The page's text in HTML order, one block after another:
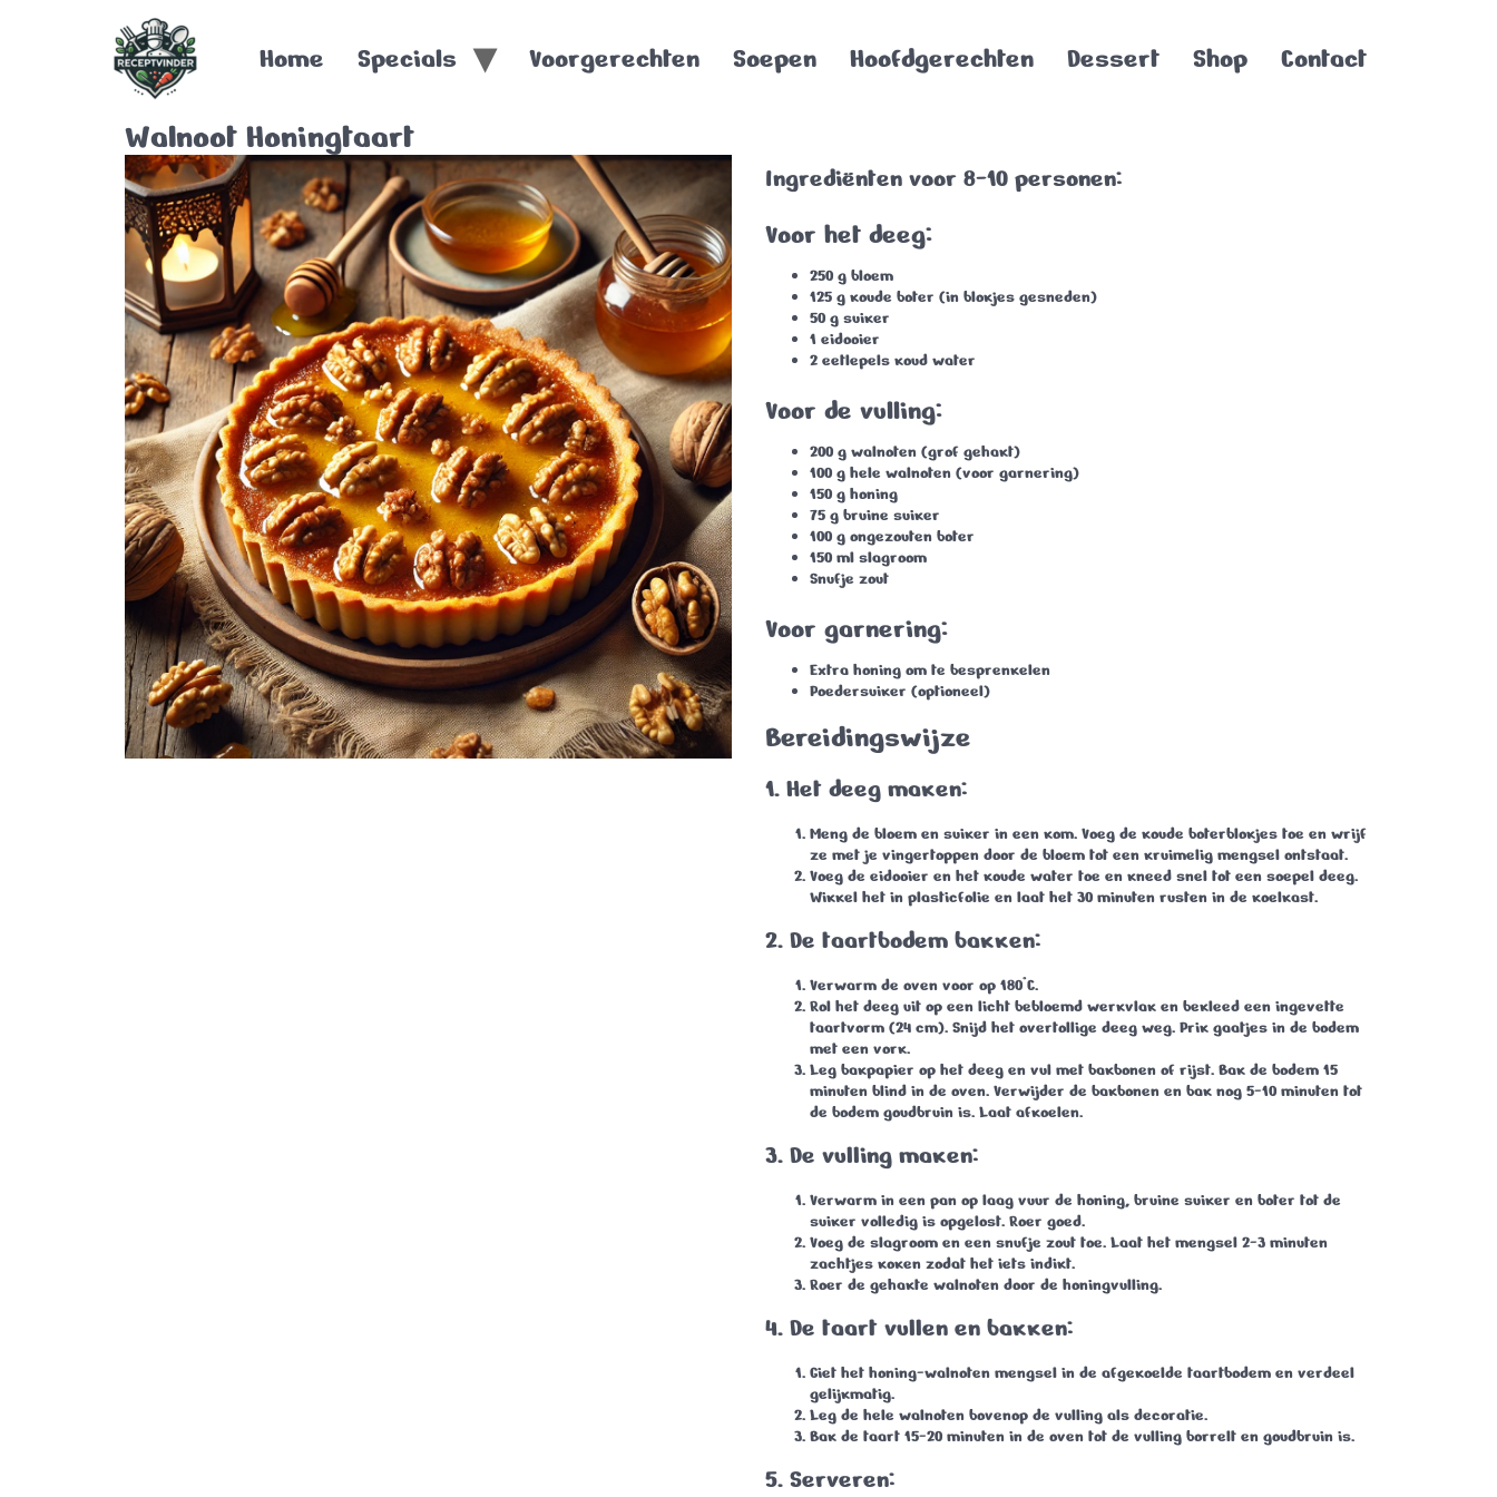
Home Specials Voorgerechten Soepen Hoofdgerechten Dessert Shop Contact
Walnoot Honingtaart
Ingrediënten voor 8-10 personen:
Voor het deeg:
250 g bloem
125 g koude boter (in blokjes gesneden)
50 g suiker
1 eidooier
2 eetlepels koud water
Voor de vulling:
200 g walnoten (grof gehakt)
100 g hele walnoten (voor garnering)
150 g honing
75 g bruine suiker
100 g ongezouten boter
150 ml slagroom
Snufje zout
Voor garnering:
Extra honing om te besprenkelen
Poedersuiker (optioneel)
Bereidingswijze
1. Het deeg maken:
Meng de bloem en suiker in een kom. Voeg de koude boterblokjes toe en wrijf
ze met je vingertoppen door de bloem tot een kruimelig mengsel ontstaat.
Voeg de eidooier en het koude water toe en kneed snel tot een soepel deeg.
Wikkel het in plasticfolie en laat het 30 minuten rusten in de koelkast.
2. De taartbodem bakken:
Verwarm de oven voor op 180°C.
Rol het deeg uit op een licht bebloemd werkvlak en bekleed een ingevette
taartvorm (24 cm). Snijd het overtollige deeg weg. Prik gaatjes in de bodem
met een vork.
Leg bakpapier op het deeg en vul met bakbonen of rijst. Bak de bodem 15
minuten blind in de oven. Verwijder de bakbonen en bak nog 5-10 minuten tot
de bodem goudbruin is. Laat afkoelen.
3. De vulling maken:
Verwarm in een pan op laag vuur de honing, bruine suiker en boter tot de
suiker volledig is opgelost. Roer goed.
Voeg de slagroom en een snufje zout toe. Laat het mengsel 2-3 minuten
zachtjes koken zodat het iets indikt.
Roer de gehakte walnoten door de honingvulling.
4. De taart vullen en bakken:
Giet het honing-walnoten mengsel in de afgekoelde taartbodem en verdeel
gelijkmatig.
Leg de hele walnoten bovenop de vulling als decoratie.
Bak de taart 15-20 minuten in de oven tot de vulling borrelt en goudbruin is.
5. Serveren: